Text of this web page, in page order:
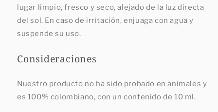
lugar limpio, fresco y seco, alejado de la luz directa
del sol. En caso de irritación, enjuaga con agua y
suspende su uso.
Consideraciones
Nuestro producto no ha sido probado en animales y
es 100% colombiano, con un contenido de 10 ml.